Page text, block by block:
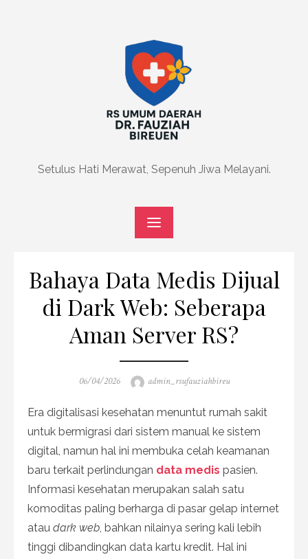
Setulus Hati Merawat, Sepenuh Jiwa Melayani.
Bahaya Data Medis Dijual
di Dark Web: Seberapa
Aman Server RS?
Posted
06/04/2026 Author
admin_rsufauziahbireu
Era digitalisasi kesehatan menuntut rumah sakit
untuk bermigrasi dari sistem manual ke sistem
digital, namun hal ini membuka celah keamanan
baru terkait perlindungan data medis pasien.
Informasi kesehatan merupakan salah satu
komoditas paling berharga di pasar gelap internet
atau dark web, bahkan nilainya sering kali lebih
tinggi dibandingkan data kartu kredit. Hal ini